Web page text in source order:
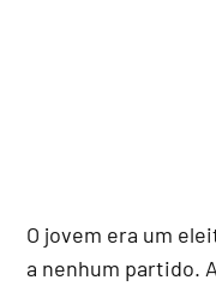
O jovem era um
a nenhum partido.